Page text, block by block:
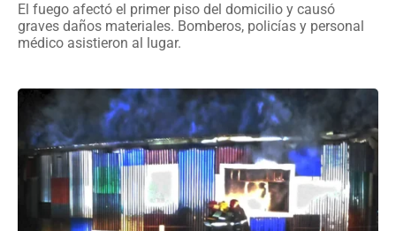
El fuego afectó el primer piso del domicilio y causó
graves daños materiales. Bomberos, policías y personal
médico asistieron al lugar.